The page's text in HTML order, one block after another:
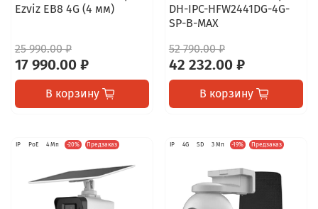
Ezviz EB8 4G (4 мм)
25 990.00 ₽
17 990.00 ₽
В корзину
DH-IPC-HFW2441DG-4G-
SP-B-MAX
52 790.00 ₽
42 232.00 ₽
В корзину
IP PoE 4 Мп -20% Предзаказ IP 4G SD 3 Мп -19% Предзаказ